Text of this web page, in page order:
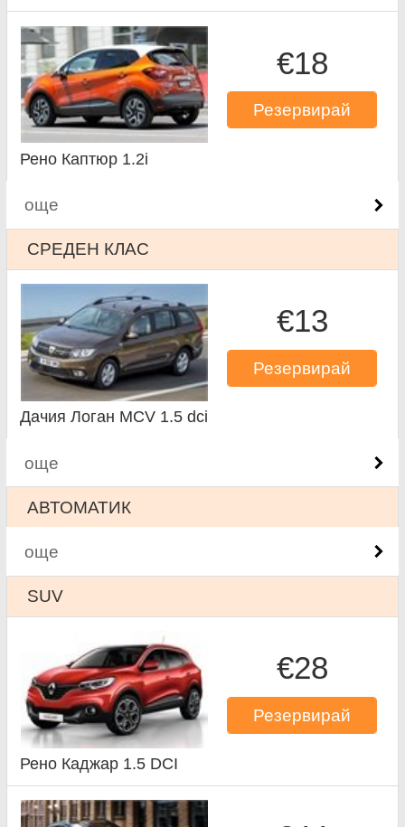
€18
Резервирай
Рено Каптюр 1.2i
още
СРЕДЕН КЛАС
€13
Резервирай
Дачия Логан MCV 1.5 dci
още
АВТОМАТИК
още
SUV
€28
Резервирай
Рено Каджар 1.5 DCI